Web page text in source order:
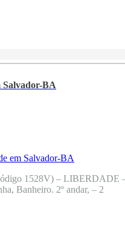
Salvador-BA
1528V) – LIBERDADE
Banheiro. 2º andar, – 2